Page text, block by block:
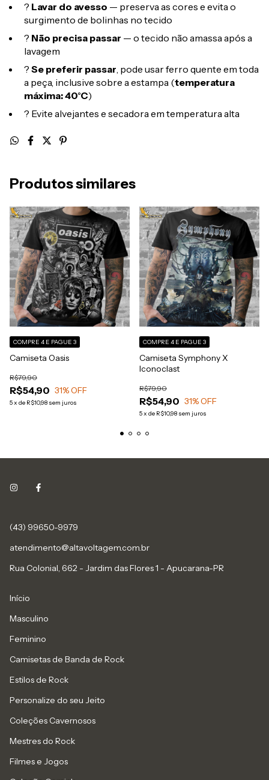
? Lavar do avesso — preserva as cores e evita o
surgimento de bolinhas no tecido
? Não precisa passar — o tecido não amassa após a
lavagem
? Se preferir passar, pode usar ferro quente em toda
a peça, inclusive sobre a estampa (temperatura
máxima: 40°C)
? Evite alvejantes e secadora em temperatura alta
Produtos similares
Camiseta Oasis
R$54,90
R$79,90
31% OFF
5x de R$10,98 sem juros
COMPRE 4 E PAGUE 3
Camiseta Symphony X
Iconoclast
R$54,90
R$79,90
31% OFF
5x de R$10,98 sem juros
COMPRE 4 E PAGUE 3
(43) 99650-9979
atendimento@altavoltagem.com.br
Rua Colonial, 662 - Jardim das Flores 1 - Apucarana-PR
Início
Masculino
Feminino
Camisetas de Banda de Rock
Estilos de Rock
Personalize do seu Jeito
Coleções Cavernosos
Mestres do Rock
Filmes e Jogos